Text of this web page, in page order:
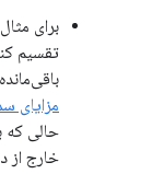
برای
مزایای
حالی که
خارج از